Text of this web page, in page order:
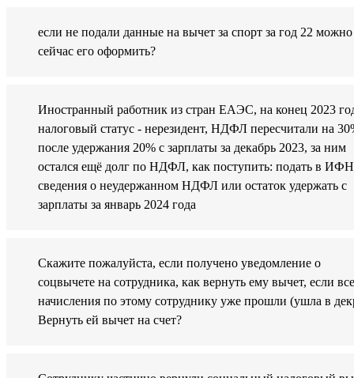
если не подали данные на вычет за спорт за год 22 можно
сейчас его оформить?
Иностранный работник из стран ЕАЭС, на конец 2023
налоговый статус - нерезидент, НДФЛ пересчитали на
после удержания 20% с зарплаты за декабрь 2023, за ним
остался ещё долг по НДФЛ, как поступить: подать в
сведения о неудержанном НДФЛ или остаток удержать с
зарплаты за январь 2024 года
Скажите пожалуйста, если получено уведомление о
соцвычете на сотрудника, как вернуть ему вычет, если все
начисления по этому сотруднику уже прошли (ушла в
Вернуть ей вычет на счет?